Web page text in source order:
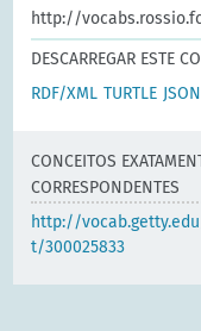
http://
DESCARREGAR ESTE
RDF/XML TURTLE
CONCEITOS
CORRESPONDENTES
http://
t/300025833